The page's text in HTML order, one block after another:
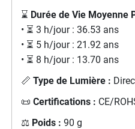
⌛ Durée de Vie Moyenne
• ⏳ 3 h/jour : 36.53 ans
• ⏳ 5 h/jour : 21.92 ans
• ⏳ 8 h/jour : 13.70 ans
📏 Type de Lumière :
📜 Certifications : CE/
⚖️ Poids : 90 g